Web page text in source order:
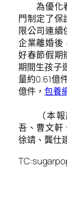
為優化春
門制定了
限公司連續
企業離婚後
好春節假期
期間生孩子
量約0.61億
億件， 包養
（本報
吾、曹文軒
徐靖、龔仕